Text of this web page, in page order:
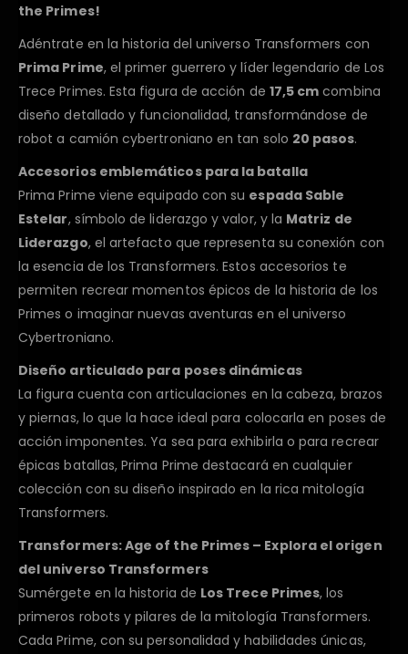
the Primes!
Adéntrate en la historia del universo Transformers con
Prima Prime, el primer guerrero y líder legendario de Los
Trece Primes. Esta figura de acción de 17,5 cm combina
diseño detallado y funcionalidad, transformándose de
robot a camión cybertroniano en tan solo 20 pasos.
Accesorios emblemáticos para la batalla
Prima Prime viene equipado con su espada Sable
Estelar, símbolo de liderazgo y valor, y la Matriz de
Liderazgo, el artefacto que representa su conexión con
la esencia de los Transformers. Estos accesorios te
permiten recrear momentos épicos de la historia de los
Primes o imaginar nuevas aventuras en el universo
Cybertroniano.
Diseño articulado para poses dinámicas
La figura cuenta con articulaciones en la cabeza, brazos
y piernas, lo que la hace ideal para colocarla en poses de
acción imponentes. Ya sea para exhibirla o para recrear
épicas batallas, Prima Prime destacará en cualquier
colección con su diseño inspirado en la rica mitología
Transformers.
Transformers: Age of the Primes – Explora el origen
del universo Transformers
Sumérgete en la historia de Los Trece Primes, los
primeros robots y pilares de la mitología Transformers.
Cada Prime, con su personalidad y habilidades únicas,